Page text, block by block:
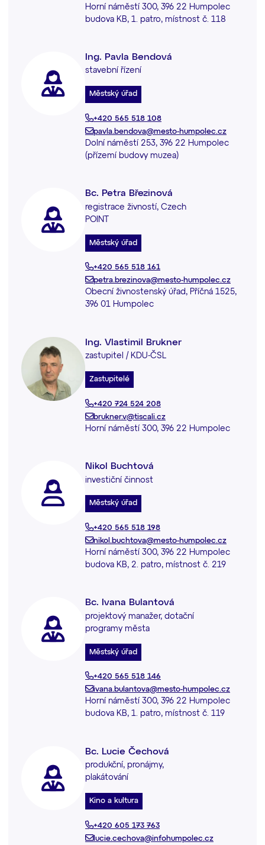
Horní náměstí 300, 396 22 Humpolec
budova KB, 1. patro, místnost č. 118
Ing. Pavla Bendová
stavební řízení
Městský úřad
+420 565 518 108
pavla.bendova@mesto-humpolec.cz
Dolní náměstí 253, 396 22 Humpolec
(přízemí budovy muzea)
Bc. Petra Březinová
registrace živností, Czech
POINT
Městský úřad
+420 565 518 161
petra.brezinova@mesto-humpolec.cz
Obecní živnostenský úřad, Příčná 1525,
396 01 Humpolec
Ing. Vlastimil Brukner
zastupitel / KDU-ČSL
Zastupitelé
+420 724 524 208
brukner.v@tiscali.cz
Horní náměstí 300, 396 22 Humpolec
Nikol Buchtová
investiční činnost
Městský úřad
+420 565 518 198
nikol.buchtova@mesto-humpolec.cz
Horní náměstí 300, 396 22 Humpolec
budova KB, 2. patro, místnost č. 219
Bc. Ivana Bulantová
projektový manažer, dotační
programy města
Městský úřad
+420 565 518 146
ivana.bulantova@mesto-humpolec.cz
Horní náměstí 300, 396 22 Humpolec
budova KB, 1. patro, místnost č. 119
Bc. Lucie Čechová
produkční, pronájmy,
plakátování
Kino a kultura
+420 605 173 763
lucie.cechova@infohumpolec.cz